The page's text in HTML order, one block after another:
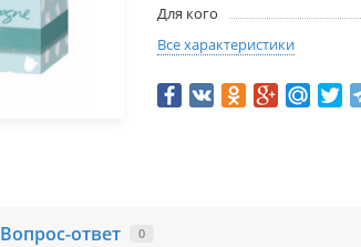
Для кого
Все характеристики
Вопрос-ответ 0